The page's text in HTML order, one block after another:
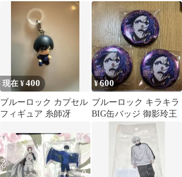
現在 ¥400
ブルーロック カプセル
フィギュア 糸師冴
¥600
ブルーロック キラキラ
BIG缶バッジ 御影玲王